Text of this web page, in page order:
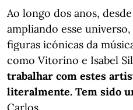
Ao longo dos anos,
ampliando esse
figuras icónicas da
como Vitorino e Isabel
trabalhar com estes
literalmente. Tem sido
Carlos.